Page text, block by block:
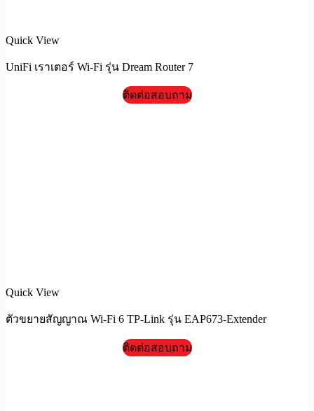
Quick View
UniFi เราเตอร์ Wi-Fi รุ่น Dream Router 7
ติดต่อสอบถาม
Quick View
ตัวขยายสัญญาณ Wi-Fi 6 TP-Link รุ่น EAP673-Extender
ติดต่อสอบถาม